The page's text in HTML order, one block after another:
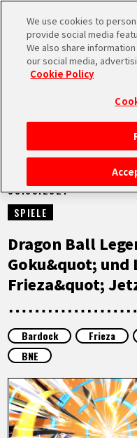
STARTSEITE
NEUES
HIGHLIGHTS
VIDEOS
SPECIALS
INFOS
LANGUAGE
NEUES
08.09.2021
SPIELE
Dragon Ball
Goku&quot; und
Frieza&quot;
Bardock Frieza
BNE
We use cookies to
provide social media
We also share
our social media,
Cookie Policy